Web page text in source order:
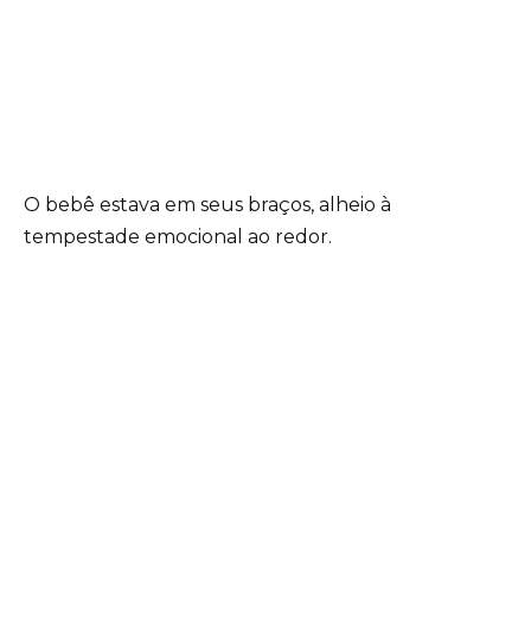
O bebê estava em seus braços, alheio à
tempestade emocional ao redor.